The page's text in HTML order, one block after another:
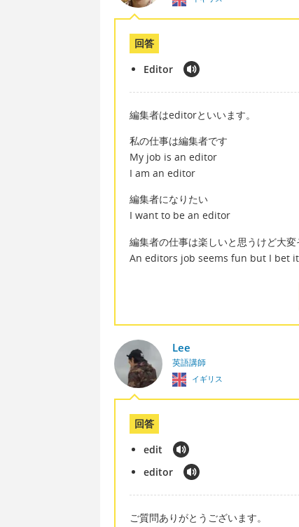
回答
Editor
編集者はeditorといいます。
私の仕事は編集者です
My job is an editor
I am an editor
編集者になりたい
I want to be an editor
編集者の仕事は楽しいと思うけど大変
An editors job seems fun but I bet
Lee
英語講師
イギリス
回答
edit
editor
ご質問ありがとうございます。